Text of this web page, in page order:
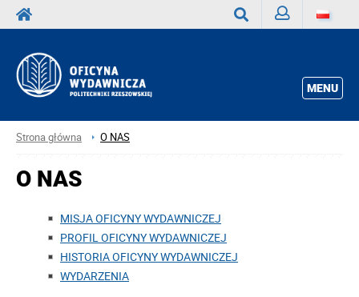
MENU
Strona główna O NAS
O NAS
MISJA OFICYNY WYDAWNICZEJ
PROFIL OFICYNY WYDAWNICZEJ
HISTORIA OFICYNY WYDAWNICZEJ
WYDARZENIA